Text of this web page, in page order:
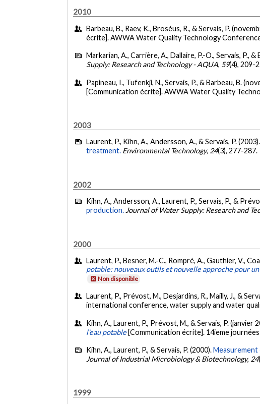
2010
Barbeau, B., Raev, K., Broséus, R., & Servais, P.
écrite]. AWWA Water Quality Technology
Markarian, A., Carrière, A., Dallaire, P.-O., Servais, P., &
Supply: Research and Technology - AQUA, 59(4), 209-
Papineau, I., Tufenkji, N., Servais, P., & Barbeau, B.
[Communication écrite]. AWWA Water Quality
2003
Laurent, P., Kihn, A., Andersson, A., & Servais, P. (2003).
treatment. Environmental Technology,24(3), 277-287.
2002
Kihn, A., Andersson, A., Laurent, P., Servais, P., &
production. Journal of Water Supply: Research and
2000
Laurent, P., Besner, M.-C., Rompré, A., Gauthier, V.,
potable: nouveaux outils et nouvelle approche pour
Non disponible
Laurent, P., Prévost, M., Desjardins, R., Mailly, J., &
international conference, water supply and water
Kihn, A., Laurent, P., Prévost, M., & Servais, P. (janvier
l'eau potable [Communication écrite]. 14ieme
Kihn, A., Laurent, P., & Servais, P. (2000).
Journal of Industrial Microbiology & Biotechnology, 24
1999